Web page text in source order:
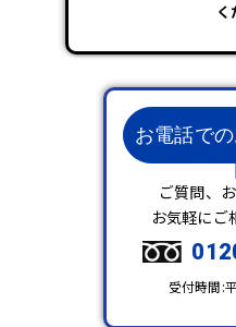
く
お電話で
ご質問、
お気軽にご
受付時間: